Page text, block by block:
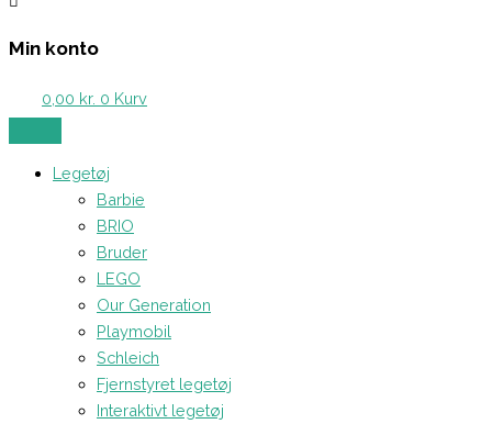
Min konto
0,00 kr. 0 Kurv
Legetøj
Barbie
BRIO
Bruder
LEGO
Our Generation
Playmobil
Schleich
Fjernstyret legetøj
Interaktivt legetøj